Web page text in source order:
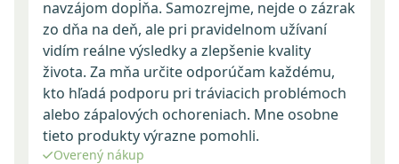
navzájom dopĺňa. Samozrejme, nejde o zázrak
zo dňa na deň, ale pri pravidelnom užívaní
vidím reálne výsledky a zlepšenie kvality
života. Za mňa určite odporúčam každému,
kto hľadá podporu pri tráviacich problémoch
alebo zápalových ochoreniach. Mne osobne
tieto produkty výrazne pomohli.
Overený nákup